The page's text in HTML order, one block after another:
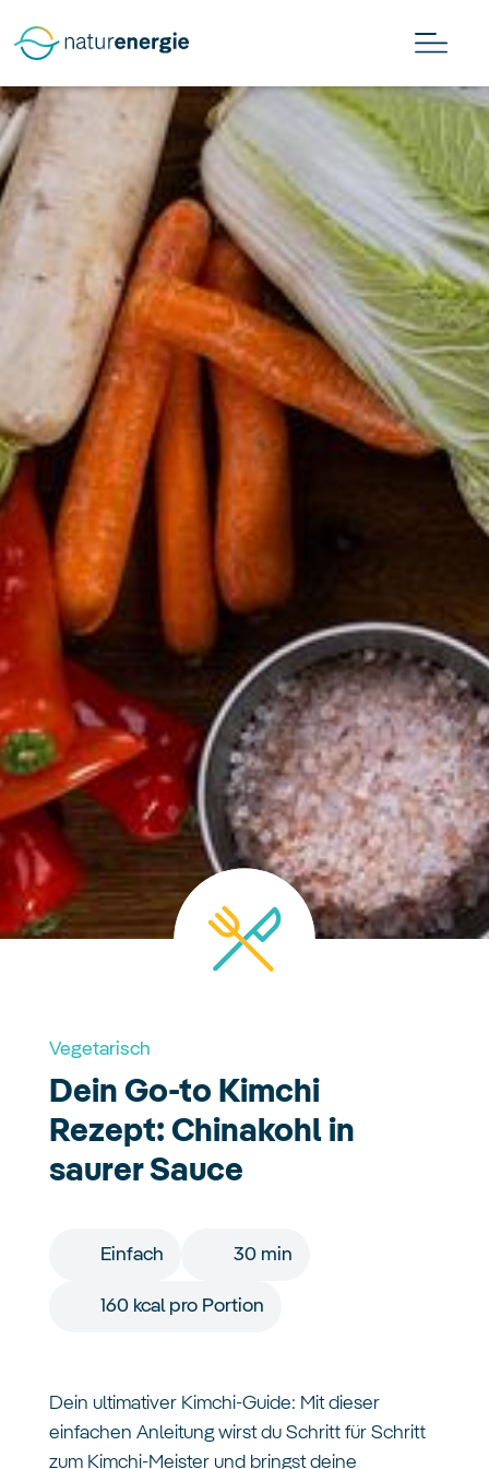
Vegetarisch
Dein Go-to Kimchi
Rezept: Chinakohl in
saurer Sauce
Einfach 30 min
160 kcal pro Portion
Dein ultimativer Kimchi-Guide: Mit dieser
einfachen Anleitung wirst du Schritt für Schritt
zum Kimchi-Meister und bringst deine